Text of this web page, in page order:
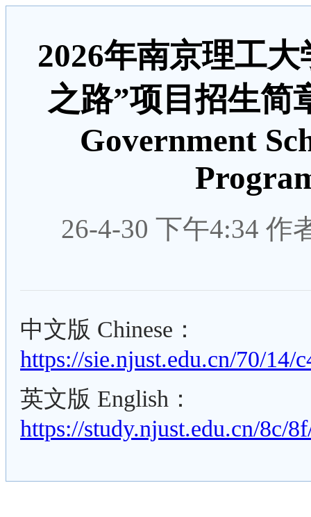
2026年南京理工
之路”项目招生简
Government
26-4-30 下午4:34 作
中文版 Chinese：
https://sie.njust.edu.cn/70/14/
英文版 English：
https://study.njust.edu.cn/8c/